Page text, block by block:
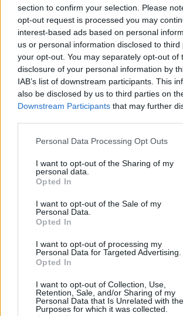
section to confirm your selection. Please
opt-out request is processed you may
interest-based ads based on personal
us or personal information disclosed to
your opt-out. You may separately opt-out of
disclosure of your personal information by
IAB’s list of downstream participants. This
also be disclosed by us to third parties on
Downstream Participants that may further
Personal Data Processing Opt Outs
I want to opt-out of the Sharing of my
personal data.
Opted In
I want to opt-out of the Sale of my
Personal Data.
Opted In
I want to opt-out of processing my
Personal Data for Targeted Advertising.
Opted In
I want to opt-out of Collection, Use,
Retention, Sale, and/or Sharing of my
Personal Data that Is Unrelated with the
Purposes for which it was collected.
L'email è richiesta ma non verrà mostrata ai visitatori. Il
commento esprime il pensiero dell'autore e non
di VareseNews.it, che rimane autonoma e indipendente.
commenti non sono testi giornalistici, ma post inviati
possono essere automaticamente pubblicati senza filtro
che includano uno o più link a siti esterni verranno
sistema.